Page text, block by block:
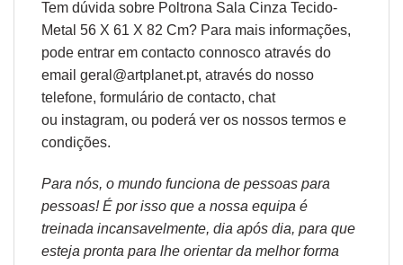
Tem dúvida sobre Poltrona Sala Cinza Tecido-
Metal 56 X 61 X 82 Cm? Para mais informações,
pode entrar em contacto connosco através do
email geral@artplanet.pt, através do nosso
telefone, formulário de contacto, chat
ou instagram, ou poderá ver os nossos termos e
condições.
Para nós, o mundo funciona de pessoas para
pessoas! É por isso que a nossa equipa é
treinada incansavelmente, dia após dia, para que
esteja pronta para lhe orientar da melhor forma